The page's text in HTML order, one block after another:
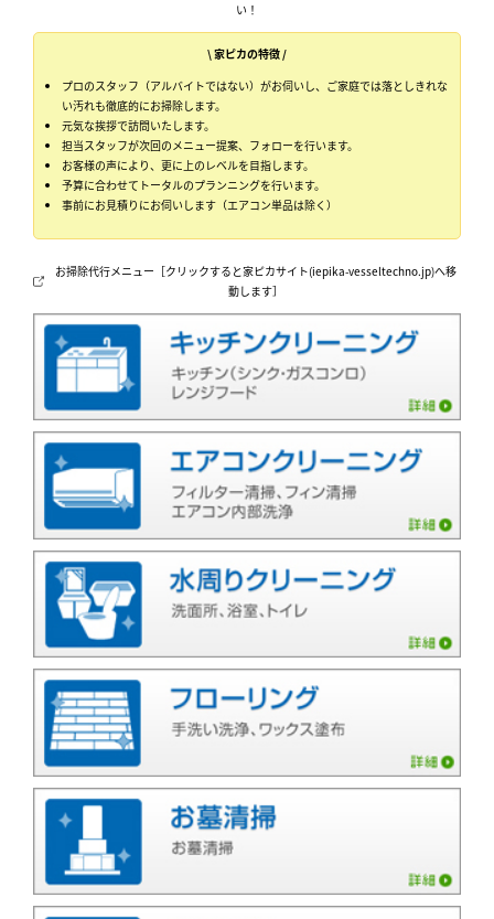
い！
\ 家ピカの特徴 /
プロのスタッフ（アルバイトではない）がお伺いし、ご家庭では落としきれな
い汚れも徹底的にお掃除します。
元気な挨拶で訪問いたします。
担当スタッフが次回のメニュー提案、フォローを行います。
お客様の声により、更に上のレベルを目指します。
予算に合わせてトータルのプランニングを行います。
事前にお見積りにお伺いします（エアコン単品は除く）
お掃除代行メニュー［クリックすると家ピカサイト(iepika-vesseltechno.jp)へ移
動します］